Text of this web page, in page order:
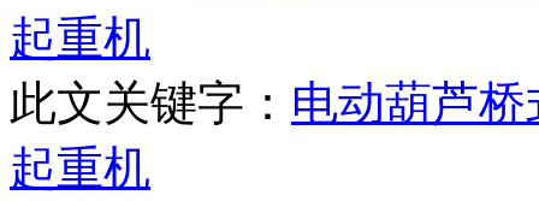
起重机
此文关键字： 电动葫芦
起重机